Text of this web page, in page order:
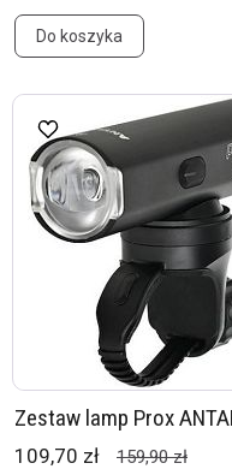
Do koszyka
Zestaw lamp Prox
109,70 zł 159,90 zł